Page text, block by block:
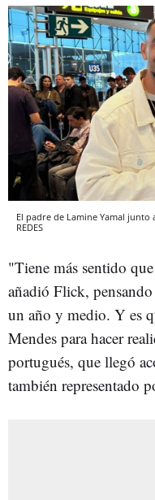
El padre de Lamine Yamal
REDES
"Tiene más sentido
añadió Flick,
un año y medio. Y es
Mendes para hacer
portugués, que llegó
también representado